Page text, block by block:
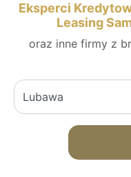
Eksperci
Leasing
oraz inne firmy z